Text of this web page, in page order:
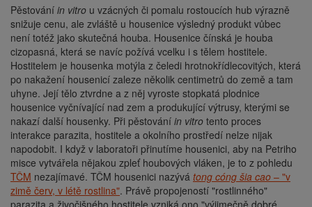
Pěstování in vitro u vzácných či pomalu rostoucích hub výrazně
snižuje cenu, ale zvláště u housenice výsledný produkt vůbec
není totéž jako skutečná houba. Housenice čínská je houba
cizopasná, která se navíc požívá vcelku i s tělem hostitele.
Hostitelem je housenka motýla z čeledi hrotnokřídlecovitých, která
po nakažení housenicí zaleze několik centimetrů do země a tam
uhyne. Její tělo ztvrdne a z něj vyroste stopkatá plodnice
housenice vyčnívající nad zem a produkující výtrusy, kterými se
nakazí další housenky. Při pěstování in vitro tento proces
interakce parazita, hostitele a okolního prostředí nelze nijak
napodobit. I když v laboratoři přinutíme housenici, aby na Petriho
misce vytvářela nějakou zpleť houbových vláken, je to z pohledu
TČM nezajímavé. TČM housenici nazývá tong cóng šia cao – "v
zimě červ, v létě rostlina". Právě propojeností "rostlinného"
parazita a živočišného hostitele vzniká ono "výjimečně dobré